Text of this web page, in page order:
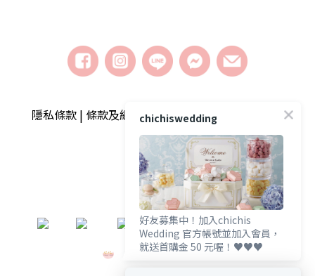
隱私條款 | 條款及細則 | 2018 © chichiswedding婚
禮小物
chichiswedding
好友募集中！加入chichis
Wedding 官方帳號並加入會員，
就送首購金 50 元喔！♥️♥️♥️